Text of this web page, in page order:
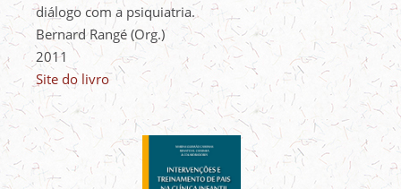
diálogo com a psiquiatria.
Bernard Rangé (Org.)
2011
Site do livro